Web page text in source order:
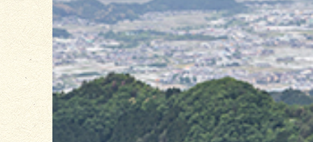
枚
目
の
ス